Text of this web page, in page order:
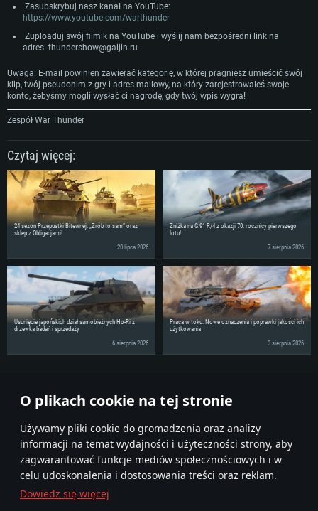
O plikach cookie na tej stronie
Używamy pliki cookie do gromadzenia oraz analizy
informacji na temat wydajności i użyteczności strony, aby
zagwarantować funkcje mediów społecznościowych i w
celu udoskonalenia i dostosowania treści oraz reklam.
Dowiedz się więcej
Procesor: Intel Core i5 lub Ryzen 5 3600
Pamięć: 16 GB
Karta graficzna: Karta obsługująca DirectX 11: Nvidia GeForce 1060 lub
lepsza, Radeon RX 570 lub lepsza
Połączenie sieciowe: Internet szerokopasmowy
Dysk twardy: 62.2 GB (pełny klient)
Procesor: Intel Core i7 (Xeon nie jest wspierany)
Pamięć: 8 GB
Karta graficzna: Radeon Vega II lub lepsza
Dysk twardy: 62.2 GB (pełny klient)
Procesor: Intel Core i7
Pamięć: 16 GB
Karta graficzna: NVIDIA 1060 nowymi sterownikami (nie starsze niż 6
miesięcy) (minimalna rozdzielczość to 720p) ze wsparciem Vulkan
Połączenie sieciowe: Internet szerokopasmowy
Dysk twardy: 62.2 GB (pełny klient)
Zasubskrybuj nasz kanał na YouTube:
https://www.youtube.com/warthunder
Zuploaduj swój filmik na YouTube i wyślij nam bezpośredni link na
adres: thundershow@gaijin.ru
Uwaga: E-mail powinien zawierać kategorię, w której pragniesz umieścić swój
klip, twój pseudonim z gry i adres mailowy, na który zarejestrowałeś swoje
konto, żebyśmy mogli wysłać ci nagrodę, gdy twój wpis wygra!
Zespół War Thunder
Czytaj więcej:
24 sezon Przepustki Bitewnej: „Zrób to sam” oraz
sklep z Obligacjami!
20 lipca 2026
Zniżka na G.91 R/4 z okazji 70. rocznicy pierwszego
lotu!
7 sierpnia 2026
Usunięcie japońskich dział samobieżnych Ho-Ri z
drzewka badań i sprzedaży
6 sierpnia 2026
Praca w toku: Nowe oznaczenia i poprawki jakości ich
użytkowania
3 sierpnia 2026